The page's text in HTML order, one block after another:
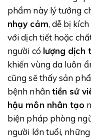
phẩm này lý tưởng
nhạy cảm, dễ bị
với dịch tiết hoặc
người có lượng dịch
khiến vùng da luôn
cũng sẽ thấy sản
bệnh nhântiền sử
hậu môn nhân tạo
biện pháp phòng
người lớn tuổi,